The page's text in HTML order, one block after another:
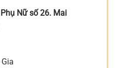
Nữ số 26. Mai